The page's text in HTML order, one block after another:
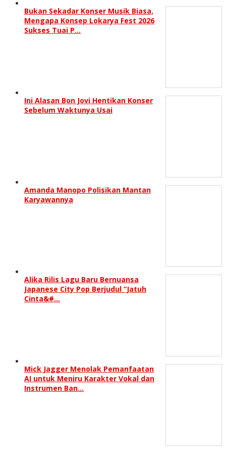
Bukan Sekadar Konser Musik Biasa,
Mengapa Konsep Lokarya Fest 2026
Sukses Tuai P…
Ini Alasan Bon Jovi Hentikan Konser
Sebelum Waktunya Usai
Amanda Manopo Polisikan Mantan
Karyawannya
Alika Rilis Lagu Baru Bernuansa
Japanese City Pop Berjudul “Jatuh
Cinta&#…
Mick Jagger Menolak Pemanfaatan
AI untuk Meniru Karakter Vokal dan
Instrumen Ban…